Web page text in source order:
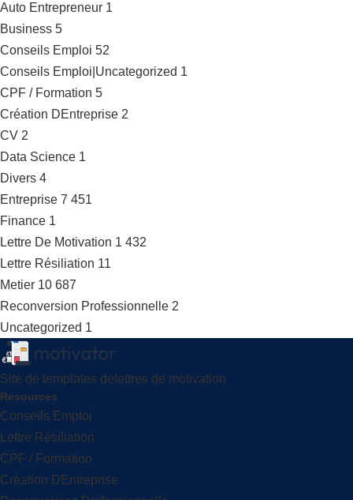
Auto Entrepreneur 1
Business 5
Conseils Emploi 52
Conseils Emploi|Uncategorized 1
CPF / Formation 5
Création DEntreprise 2
CV 2
Data Science 1
Divers 4
Entreprise 7 451
Finance 1
Lettre De Motivation 1 432
Lettre Résiliation 11
Metier 10 687
Reconversion Professionnelle 2
Uncategorized 1
Site de templates delettres de motivation
Resources
Conseils Emploi
Lettre Résiliation
CPF / Formation
Création DEntreprise